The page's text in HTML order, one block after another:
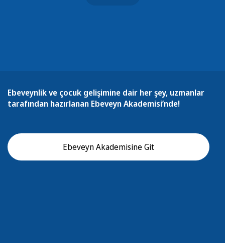
Ebeveynlik ve çocuk gelişimine dair her şey, uzmanlar
tarafından hazırlanan Ebeveyn Akademisi’nde!
Ebeveyn Akademisine Git